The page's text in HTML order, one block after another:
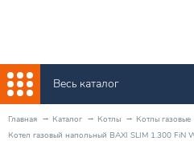
Весь каталог
Главная Каталог Котлы Котлы газовые
Котел газовый напольный BAXI SLIM 1.300 FiN